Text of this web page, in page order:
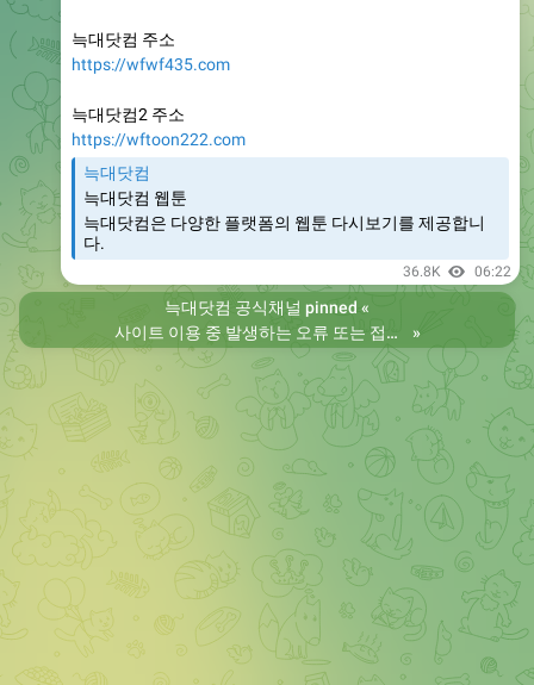
늑대닷컴 주소
https://wfwf435.com
늑대닷컴2 주소
https://wftoon222.com
늑대닷컴
늑대닷컴 웹툰
늑대닷컴은 다양한 플랫폼의 웹툰 다시보기를 제공합니
다.
36.8K 06:22
늑대닷컴 공식채널 pinned «
사이트 이용 중 발생하는 오류 또는 접속 불가 현상은 제보 부탁드립니다. 리뉴얼 전의 늑대닷컴을 원하시는 분들은 늑대닷컴2로 이용 바랍니다. 항상 늑대닷컴을 찾아주셔서 감사합니다. 늑대닷컴 주소 https://wfwf435.com 늑대닷컴2 주소 https://wftoon222.com
»